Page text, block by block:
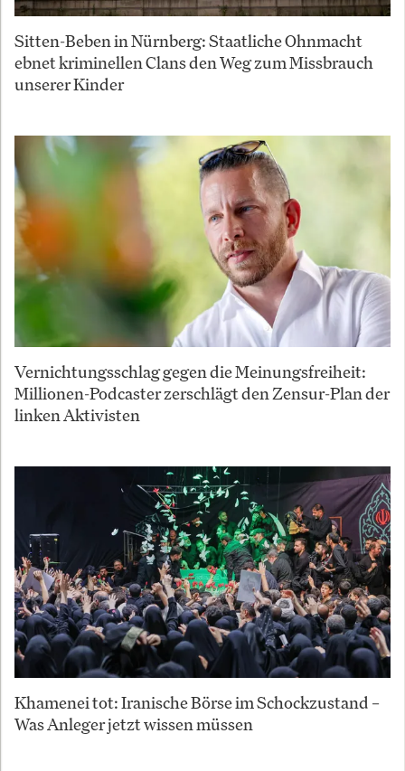
Sitten-Beben in Nürnberg: Staatliche Ohnmacht
ebnet kriminellen Clans den Weg zum Missbrauch
unserer Kinder
Vernichtungsschlag gegen die Meinungsfreiheit:
Millionen-Podcaster zerschlägt den Zensur-Plan der
linken Aktivisten
Khamenei tot: Iranische Börse im Schockzustand –
Was Anleger jetzt wissen müssen